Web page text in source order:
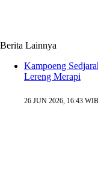
Berita Lainnya
Kampoeng
Lereng Merapi
26 JUN 2026, 16:43 WIB